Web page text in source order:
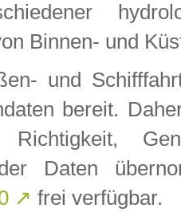
Binnen- und
und
bereit.
der Daten
↗ frei verfügbar.